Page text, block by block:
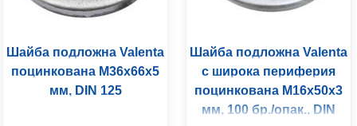
Шайба подложна Valenta
поцинкована M36x66x5
мм, DIN 125
Шайба подложна Valenta
с широка периферия
поцинкована M16x50x3
мм, 100 бр./опак., DIN